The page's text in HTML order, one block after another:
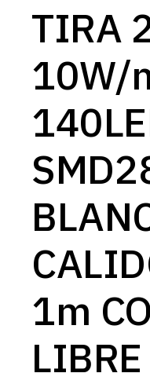
TIRA
10W/
1m
LIBRE